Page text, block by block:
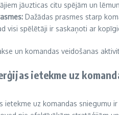
jāuzticas citu spējām un
Dažādas prasmes starp
visi spēlētāji ir saskaņoti ar
un komandas veidošanas
ietekme uz
ietekme uz komandas sniegumu